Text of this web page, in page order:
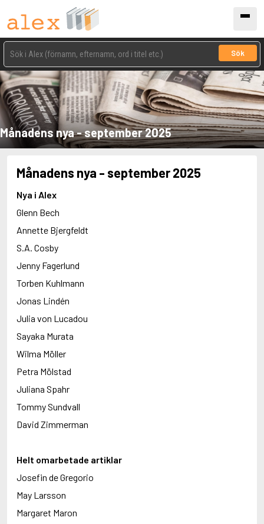
Sök
Månadens nya - september 2025
Månadens nya - september 2025
Nya i Alex
Glenn Bech
Annette Bjergfeldt
S.A. Cosby
Jenny Fagerlund
Torben Kuhlmann
Jonas Lindén
Julia von Lucadou
Sayaka Murata
Wilma Möller
Petra Mölstad
Juliana Spahr
Tommy Sundvall
David Zimmerman
Helt omarbetade artiklar
Josefin de Gregorio
May Larsson
Margaret Maron